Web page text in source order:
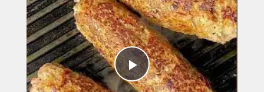
Play